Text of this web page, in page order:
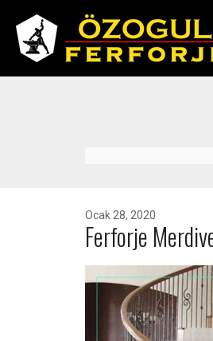
Ocak 28, 2020
Ferforje